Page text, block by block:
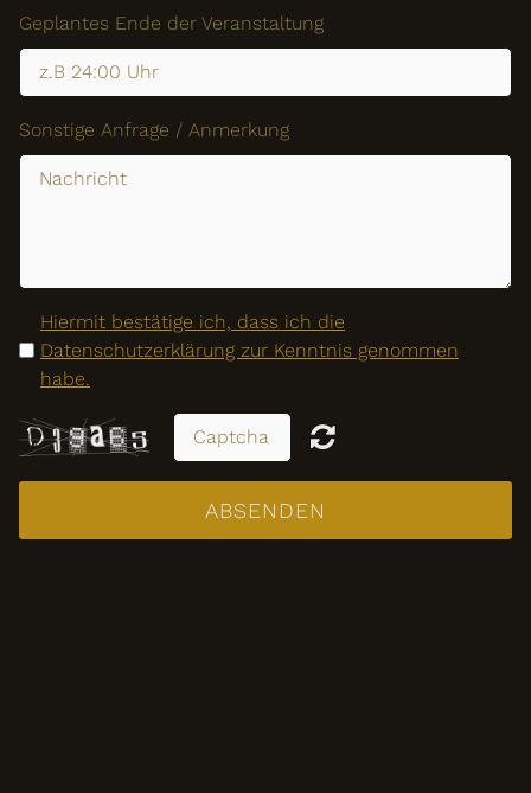
ÜBER UNS
LOCATIONS
KONTAKT
Geplantes Ende der Veranstaltung
Sonstige Anfrage / Anmerkung
Hiermit bestätige ich, dass ich die
Datenschutzerklärung zur Kenntnis genommen
habe.
ABSENDEN